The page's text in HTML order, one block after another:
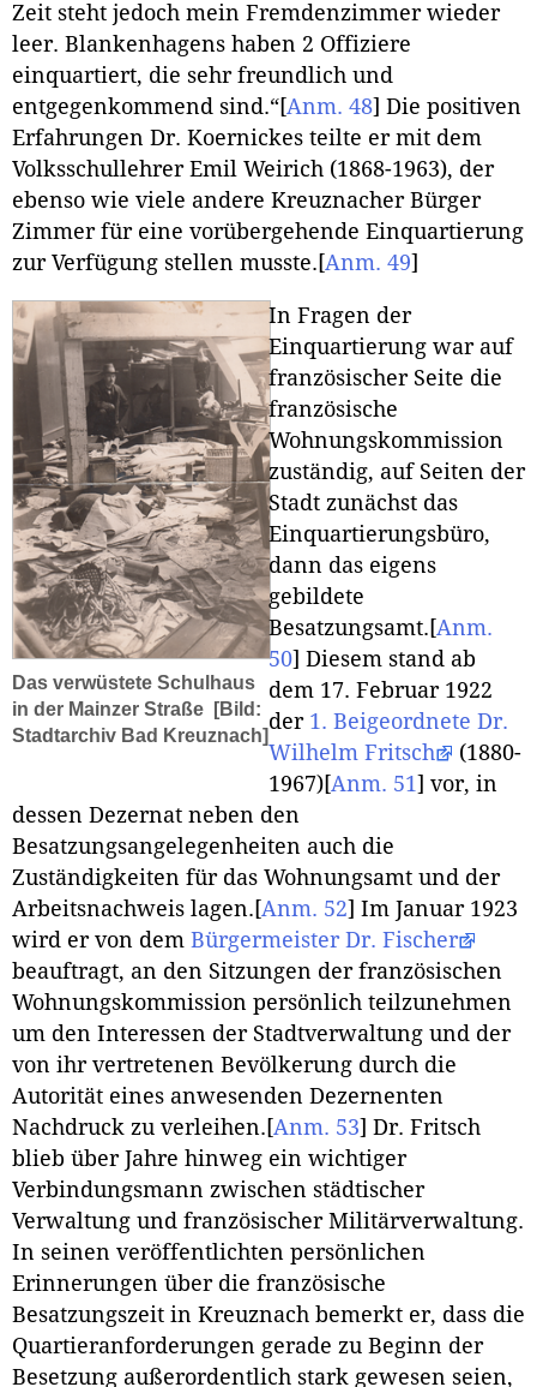
Zeit steht jedoch mein Fremdenzimmer wieder
leer. Blankenhagens haben 2 Offiziere
einquartiert, die sehr freundlich und
entgegenkommend sind.“[Anm. 48] Die positiven
Erfahrungen Dr. Koernickes teilte er mit dem
Volksschullehrer Emil Weirich (1868-1963), der
ebenso wie viele andere Kreuznacher Bürger
Zimmer für eine vorübergehende Einquartierung
zur Verfügung stellen musste. [Anm. 49]
Das verwüstete Schulhaus
in der Mainzer Straße
[Bild:
Stadtarchiv Bad Kreuznach]
In Fragen der
Einquartierung war auf
französischer Seite die
französische
Wohnungskommission
zuständig, auf Seiten der
Stadt zunächst das
Einquartierungsbüro,
dann das eigens
gebildete
Besatzungsamt. [Anm.
50] Diesem stand ab
dem 17. Februar 1922
der 1. Beigeordnete Dr.
Wilhelm Fritsch
(1880-
1967)[Anm. 51] vor, in
dessen Dezernat neben den
Besatzungsangelegenheiten auch die
Zuständigkeiten für das Wohnungsamt und der
Arbeitsnachweis lagen. [Anm. 52] Im Januar 1923
wird er von dem Bürgermeister Dr. Fischer
beauftragt, an den Sitzungen der französischen
Wohnungskommission persönlich teilzunehmen
um den Interessen der Stadtverwaltung und der
von ihr vertretenen Bevölkerung durch die
Autorität eines anwesenden Dezernenten
Nachdruck zu verleihen. [Anm. 53] Dr. Fritsch
blieb über Jahre hinweg ein wichtiger
Verbindungsmann zwischen städtischer
Verwaltung und französischer Militärverwaltung.
In seinen veröffentlichten persönlichen
Erinnerungen über die französische
Besatzungszeit in Kreuznach bemerkt er, dass die
Quartieranforderungen gerade zu Beginn der
Besetzung außerordentlich stark gewesen seien,